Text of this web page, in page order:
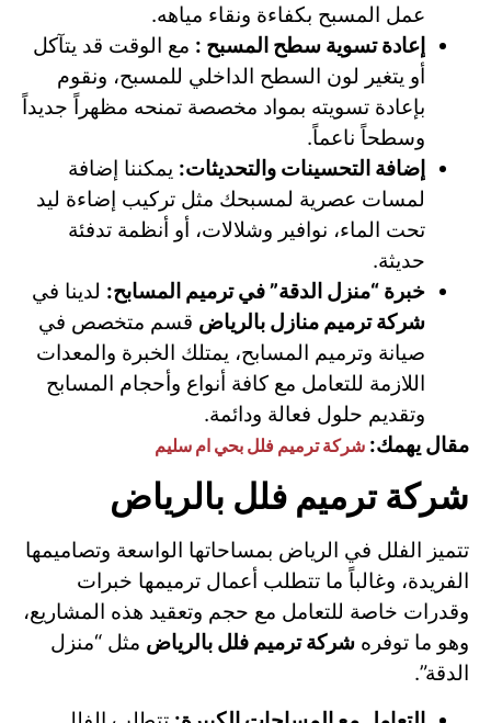
عمل المسبح بكفاءة ونقاء مياهه.
إعادة تسوية سطح المسبح : مع الوقت قد يتآكل
أو يتغير لون السطح الداخلي للمسبح، ونقوم
بإعادة تسويته بمواد مخصصة تمنحه مظهراً جديداً
وسطحاً ناعماً.
إضافة التحسينات والتحديثات: يمكننا إضافة
لمسات عصرية لمسبحك مثل تركيب إضاءة ليد
تحت الماء، نوافير وشلالات، أو أنظمة تدفئة
حديثة.
خبرة “منزل الدقة” في ترميم المسابح: لدينا في
شركة ترميم منازل بالرياض قسم متخصص في
صيانة وترميم المسابح، يمتلك الخبرة والمعدات
اللازمة للتعامل مع كافة أنواع وأحجام المسابح
وتقديم حلول فعالة ودائمة.
مقال يهمك: شركة ترميم فلل بحي ام سليم
شركة ترميم فلل بالرياض
تتميز الفلل في الرياض بمساحاتها الواسعة وتصاميمها
الفريدة، وغالباً ما تتطلب أعمال ترميمها خبرات
وقدرات خاصة للتعامل مع حجم وتعقيد هذه المشاريع،
وهو ما توفره شركة ترميم فلل بالرياض مثل “منزل
الدقة”.